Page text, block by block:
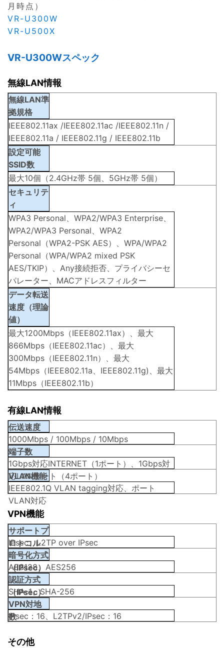
月時点）
VR-U300W
VR-U500X
VR-U300Wスペック
無線LAN情報
無線LAN準
拠規格
IEEE802.11ax /IEEE802.11ac /IEEE802.11n /
IEEE802.11a / IEEE802.11g / IEEE802.11b
設定可能
SSID数
最大10個（2.4GHz帯 5個、5GHz帯 5個）
セキュリテ
ィ
WPA3 Personal、WPA2/WPA3 Enterprise、
WPA2/WPA3 Personal、WPA2
Personal（WPA2-PSK AES）、WPA/WPA2
Personal（WPA/WPA2 mixed PSK
AES/TKIP）、Any接続拒否、プライバシーセ
パレーター、MACアドレスフィルター
データ転送
速度（理論
値）
最大1200Mbps（IEEE802.11ax）、最大
866Mbps（IEEE802.11ac）、最大
300Mbps（IEEE802.11n）、最大
54Mbps（IEEE802.11a、IEEE802.11g)、最大
11Mbps（IEEE802.11b）
有線LAN情報
伝送速度
1000Mbps / 100Mbps / 10Mbps
端子数
1Gbps対応INTERNET（1ポート）、1Gbps対
応LANポート（4ポート）
VLAN機能
IEEE802.1Q VLAN tagging対応、ポート
VLAN対応
VPN機能
サポートプ
ロトコル
IPsec、L2TP over IPsec
暗号化方式
（IPsec）
AES128、AES256
認証方式
（IPsec）
SHA-1、SHA-256
VPN対地
数
IPsec：16、L2TPv2/IPsec：16
その他